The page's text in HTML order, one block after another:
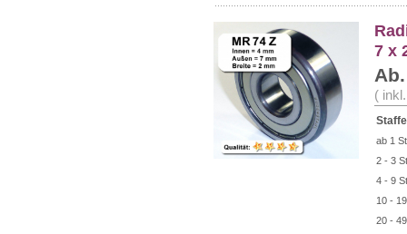
7 x
(
ab 1
2 - 3
4 - 9
10 -
20 -